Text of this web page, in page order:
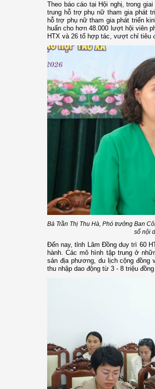
Theo báo cáo tại Hội nghị, trong
trung hỗ trợ phụ nữ tham gia phát
hỗ trợ phụ nữ tham gia phát triển
huấn cho hơn 48.000 lượt hội viên
HTX và 26 tổ hợp tác, vượt chỉ tiêu
Bà Trần Thị Thu Hà, Phó trưởng Ban
số nội
Đến nay, tỉnh Lâm Đồng duy trì 60
hành. Các mô hình tập trung ở
sản địa phương, du lịch cộng đồng
thu nhập dao động từ 3 - 8 triệu